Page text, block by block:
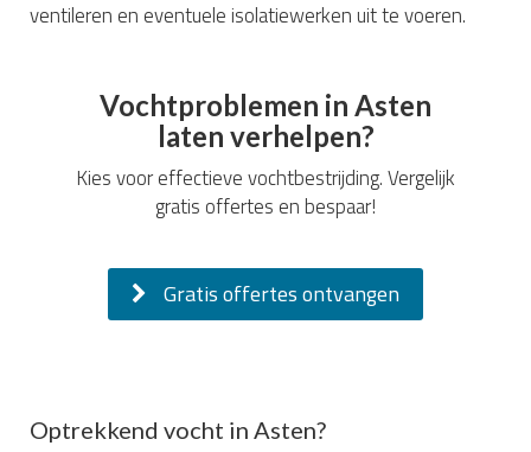
ventileren en eventuele isolatiewerken uit te voeren.
Vochtproblemen in Asten
laten verhelpen?
Kies voor effectieve vochtbestrijding. Vergelijk
gratis offertes en bespaar!
Gratis offertes ontvangen
Optrekkend vocht in Asten?